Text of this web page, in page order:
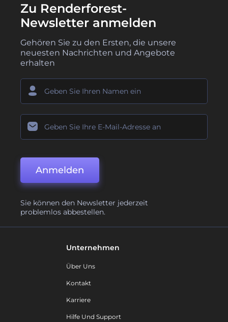
Zu Renderforest-
Newsletter anmelden
Gehören Sie zu den Ersten, die unsere
neuesten Nachrichten und Angebote
erhalten
Anmelden
Sie können den Newsletter jederzeit
problemlos abbestellen.
Unternehmen
Über Uns
Kontakt
Karriere
Hilfe Und Support